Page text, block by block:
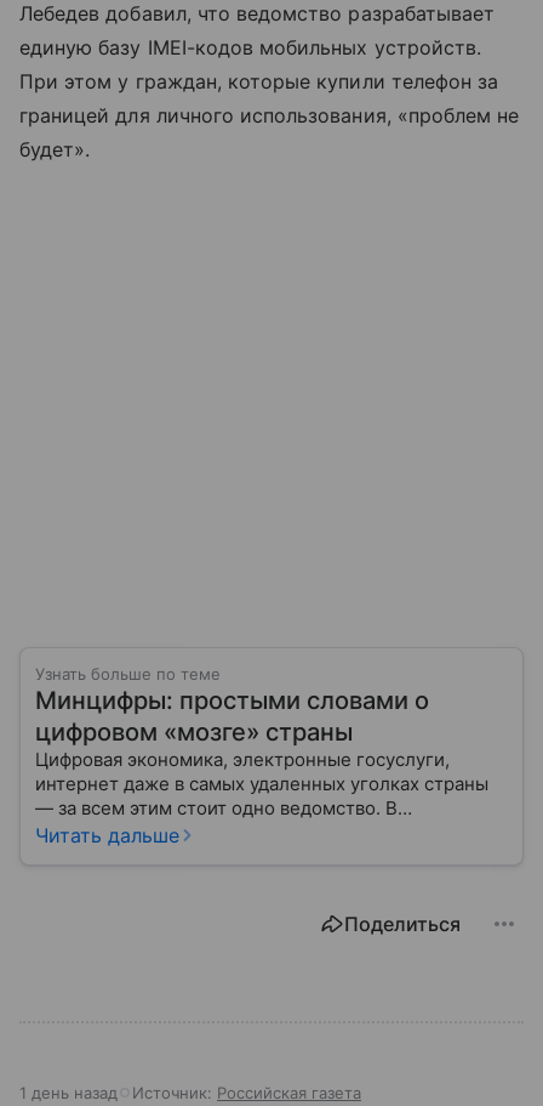
Лебедев добавил, что ведомство разрабатывает
единую базу IMEI-кодов мобильных устройств.
При этом у граждан, которые купили телефон за
границей для личного использования, «проблем не
будет».
Узнать больше по теме
Минцифры: простыми словами о
цифровом «мозге» страны
Цифровая экономика, электронные госуслуги,
интернет даже в самых удаленных уголках страны
— за всем этим стоит одно ведомство. В
повседневной речи его называют просто
развитие технологий, связь и информационную
Читать дальше
Поделиться
1 день назад Источник: Российская газета